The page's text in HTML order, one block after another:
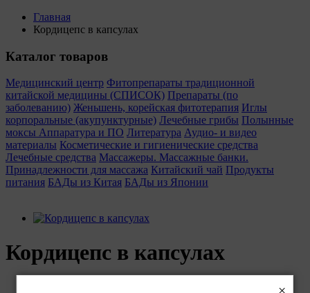
Главная
Кордицепс в капсулах
Каталог товаров
Медицинский центр Фитопрепараты традиционной
китайской медицины (СПИСОК) Препараты (по
заболеванию) Женьшень, корейская фитотерапия Иглы
корпоральные (акупунктурные) Лечебные грибы Полынные
моксы Аппаратура и ПО Литература Аудио- и видео
материалы Косметические и гигиенические средства
Лечебные средства Массажеры. Массажные банки.
Принадлежности для массажа Китайский чай Продукты
питания БАДы из Китая БАДы из Японии
Кордицепс в капсулах
×